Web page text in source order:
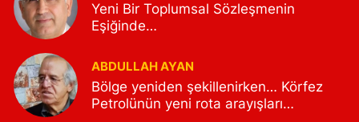
Yeni Bir Toplumsal Sözleşmenin
Eşiğinde…
ABDULLAH AYAN
Bölge yeniden şekillenirken… Körfez
Petrolünün yeni rota arayışları…